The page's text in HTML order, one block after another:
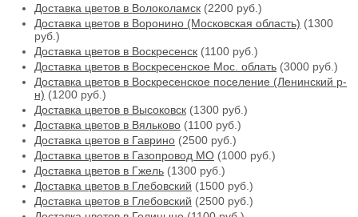
Доставка цветов в Волоколамск (2200 руб.)
Доставка цветов в Воронино (Московская область) (1300
руб.)
Доставка цветов в Воскресенск (1100 руб.)
Доставка цветов в Воскресенское Мос. облать (3000 руб.)
Доставка цветов в Воскресенское поселение (Ленинский р-
н) (1200 руб.)
Доставка цветов в Высоковск (1300 руб.)
Доставка цветов в Вяльково (1100 руб.)
Доставка цветов в Гаврино (2500 руб.)
Доставка цветов в Газопровод МО (1000 руб.)
Доставка цветов в Гжель (1300 руб.)
Доставка цветов в Глебовский (1500 руб.)
Доставка цветов в Глебовский (2500 руб.)